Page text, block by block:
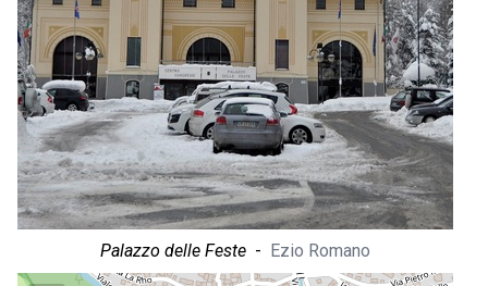
Palazzo delle Feste - Ezio Romano